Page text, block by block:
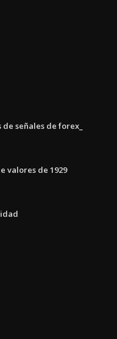
señales de forex_
valores de 1929